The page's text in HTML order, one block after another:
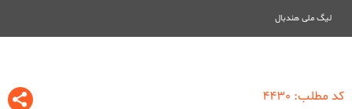
لیگ ملی هندبال
کد مطلب: 4430